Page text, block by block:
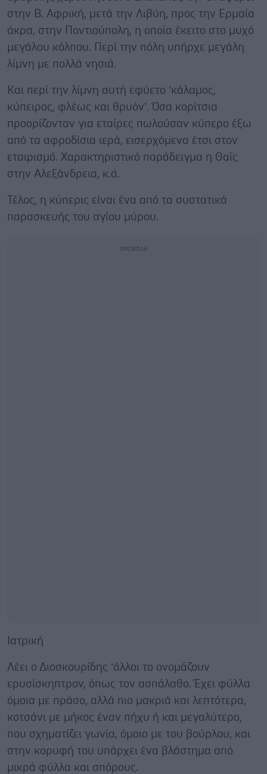
στην Β. Αφρική, μετά την Λιβύη, προς την Ερμαία
άκρα, στην Ποντιούπολη, η οποία έκειτο στο μυχό
μεγάλου κόλπου. Περί την πόλη υπήρχε μεγάλη
λίμνη με πολλά νησιά.
Και περί την λίμνη αυτή εφύετο ‘κάλαμος,
κύπειρος, φλέως και θρυόν’. Όσα κορίτσια
προορίζονταν για εταίρες πωλούσαν κύπερο έξω
από τα αφροδίσια ιερά, εισερχόμενα έτσι στον
εταιρισμό. Χαρακτηριστικό παράδειγμα η Θαΐς
στην Αλεξάνδρεια, κ.ά.
Τέλος, η κύπερις είναι ένα από τα συστατικά
παρασκευής του αγίου μύρου.
Ιατρική
Λέει ο Διοσκουρίδης ‘άλλοι το ονομάζουν
ερυσίσκηπτρον, όπως τον ασπάλαθο. Έχει φύλλα
όμοια με πράσο, αλλά πιο μακριά και λεπτότερα,
κοτσάνι με μήκος έναν πήχυ ή και μεγαλύτερο,
που σχηματίζει γωνία, όμοιο με του βούρλου, και
στην κορυ­φή του υπάρχει ένα βλάστημα από
μικρά φύλλα και σπό­ρους.